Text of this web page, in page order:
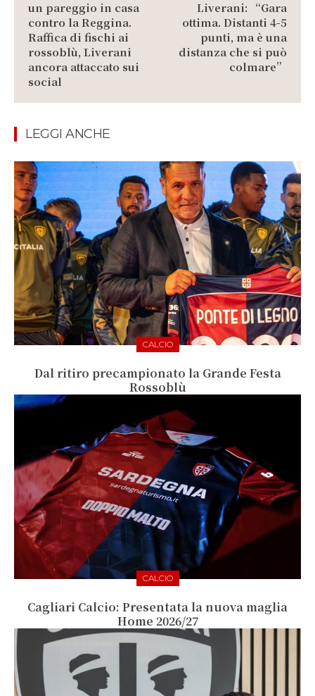
un pareggio in casa
contro la Reggina.
Raffica di fischi ai
rossoblù, Liverani
ancora attaccato sui
social
Liverani: “Gara
ottima. Distanti 4-5
punti, ma è una
distanza che si può
colmare”
LEGGI ANCHE
CALCIO
Dal ritiro precampionato la Grande Festa
Rossoblù
CALCIO
Cagliari Calcio: Presentata la nuova maglia
Home 2026/27